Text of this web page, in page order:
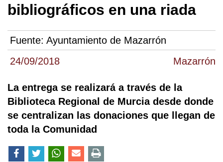
24/09/2018 Mazarrón
bibliográficos en una riada
Fuente: Ayuntamiento de Mazarrón
La entrega se realizará a través de la
Biblioteca Regional de Murcia desde donde
se centralizan las donaciones que llegan de
toda la Comunidad